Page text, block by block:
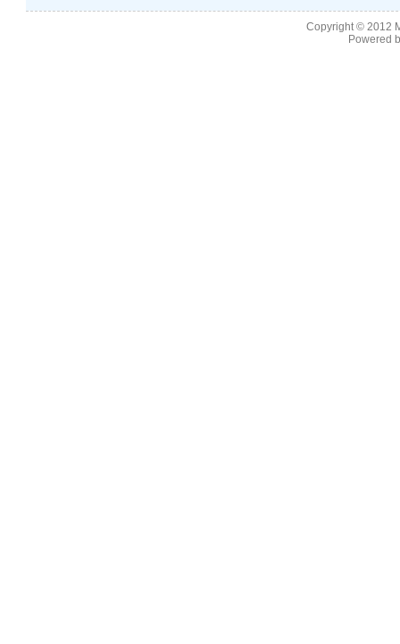
Copyright © 2012
Powered